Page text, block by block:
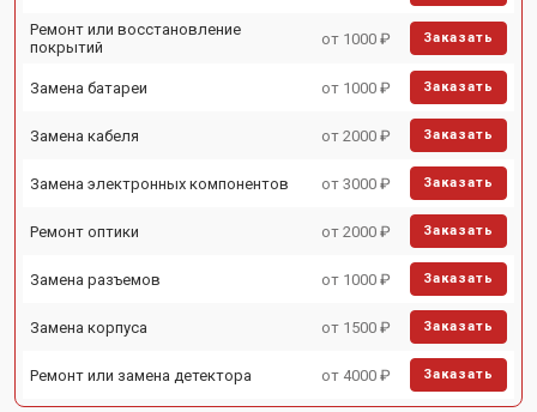
Ремонт или восстановление
покрытий
от 1000 ₽ Заказать
Замена батареи от 1000 ₽ Заказать
Замена кабеля от 2000 ₽ Заказать
Замена электронных компонентов от 3000 ₽ Заказать
Ремонт оптики от 2000 ₽ Заказать
Замена разъемов от 1000 ₽ Заказать
Замена корпуса от 1500 ₽ Заказать
Ремонт или замена детектора от 4000 ₽ Заказать